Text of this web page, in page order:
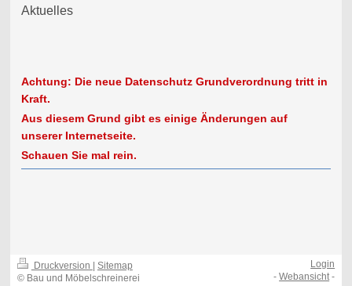
Aktuelles
Achtung: Die neue Datenschutz Grundverordnung tritt in
Kraft.
Aus diesem Grund gibt es einige Änderungen auf
unserer Internetseite.
Schauen Sie mal rein.
Druckversion
Sitemap
© Bau und Möbelschreinerei
Login
-Webansicht-